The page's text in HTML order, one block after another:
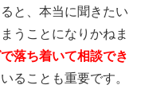
と、本当に聞きたい
うことになりかねま
落ち着いて相談でき
ることも重要です。